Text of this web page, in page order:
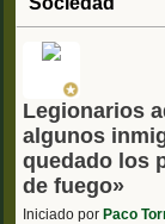
Legionarios
algunos
quedado los
de fuego»
Iniciado por Paco